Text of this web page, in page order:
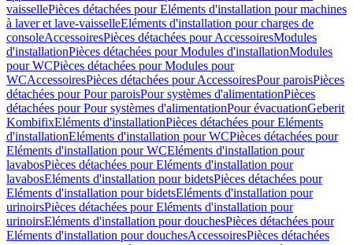
vaissellePièces détachées pour Eléments d'installation pour machines
à laver et lave-vaisselleEléments d'installation pour charges de
consoleAccessoiresPièces détachées pour AccessoiresModules
d'installationPièces détachées pour Modules d'installationModules
pour WCPièces détachées pour Modules pour
WCAccessoiresPièces détachées pour AccessoiresPour paroisPièces
détachées pour Pour paroisPour systèmes d'alimentationPièces
détachées pour Pour systèmes d'alimentationPour évacuationGeberit
KombifixEléments d'installationPièces détachées pour Eléments
d'installationEléments d'installation pour WCPièces détachées pour
Eléments d'installation pour WCEléments d'installation pour
lavabosPièces détachées pour Eléments d'installation pour
lavabosEléments d'installation pour bidetsPièces détachées pour
Eléments d'installation pour bidetsEléments d'installation pour
urinoirsPièces détachées pour Eléments d'installation pour
urinoirsEléments d'installation pour douchesPièces détachées pour
Eléments d'installation pour douchesAccessoiresPièces détachées